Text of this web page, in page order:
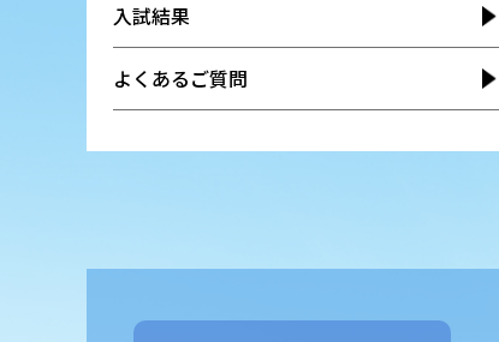
入試結果
よくあるご質問